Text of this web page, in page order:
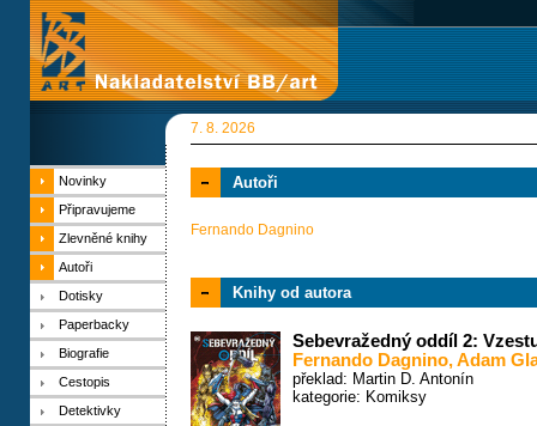
7. 8. 2026
Novinky
Připravujeme
Zlevněné knihy
Autoři
Dotisky
Paperbacky
Biografie
Cestopis
Detektivky
Autoři
Fernando Dagnino
Knihy od autora
Sebevražedný oddíl 2:
Fernando Dagnino,Adam
překlad: Martin D. Antonín
kategorie: Komiksy